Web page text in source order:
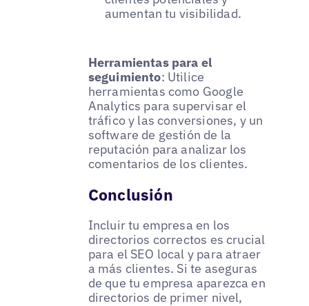
aumentan tu visibilidad.
Herramientas para el
seguimiento: Utilice
herramientas como Google
Analytics para supervisar el
tráfico y las conversiones, y un
software de gestión de la
reputación para analizar los
comentarios de los clientes.
Conclusión
Incluir tu empresa en los
directorios correctos es crucial
para el SEO local y para atraer
a más clientes. Si te aseguras
de que tu empresa aparezca en
directorios de primer nivel,